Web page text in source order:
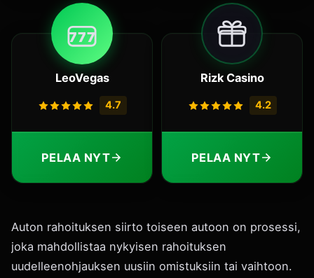
777
LeoVegas
4.7
PELAA NYT
Rizk Casino
4.2
PELAA NYT
Auton rahoituksen siirto toiseen autoon on prosessi,
joka mahdollistaa nykyisen rahoituksen
uudelleenohjauksen uusiin omistuksiin tai vaihtoon.